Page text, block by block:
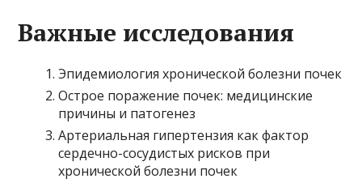
Важные исследования
Эпидемиология хронической болезни почек
Острое поражение почек: медицинские
причины и патогенез
Артериальная гипертензия как фактор
сердечно-сосудистых рисков при
хронической болезни почек